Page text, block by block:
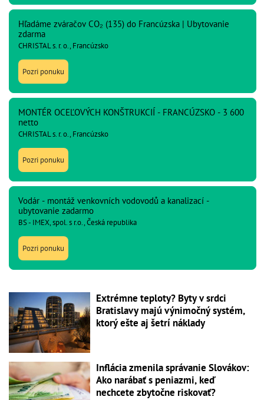
Hľadáme zváračov CO₂ (135) do Francúzska | Ubytovanie
zdarma
CHRISTAL s. r. o., Francúzsko
Pozri ponuku
MONTÉR OCEĽOVÝCH KONŠTRUKCIÍ - FRANCÚZSKO - 3 600
netto
CHRISTAL s. r. o., Francúzsko
Pozri ponuku
Vodár - montáž venkovních vodovodů a kanalizací -
ubytovanie zadarmo
BS - IMEX, spol. s r.o., Česká republika
Pozri ponuku
Extrémne teploty? Byty v srdci
Bratislavy majú výnimočný systém,
ktorý ešte aj šetrí náklady
Inflácia zmenila správanie Slovákov:
Ako narábať s peniazmi, keď
nechcete zbytočne riskovať?